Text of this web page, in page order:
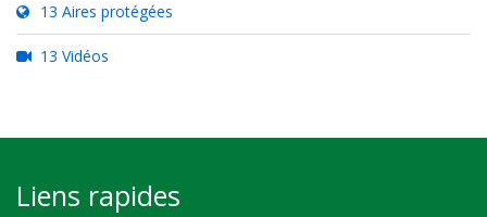
13 Aires protégées
13 Vidéos
Liens rapides